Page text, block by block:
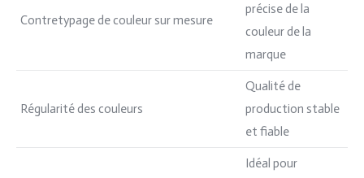
Contretypage de couleur sur mesure
précise de la
couleur de la
marque
Régularité des couleurs
Qualité de
production stable
et fiable
Idéal pour